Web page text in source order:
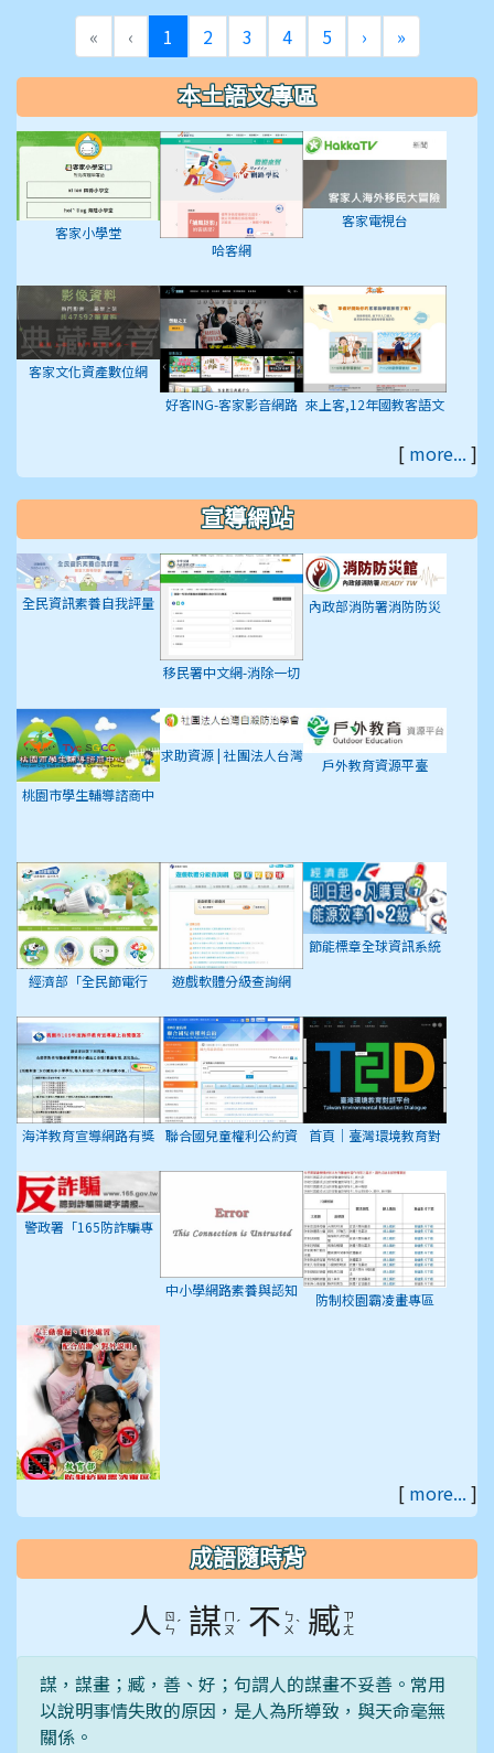
« ‹ 1 (目前頁次)
2 3 4 5 ›下一頁
»最後頁
本土語文專區
客家小學堂
哈客網
客家電視台
客家文化資產數位網
好客ING-客家影音網路 來上客,12年國教客語文
[ more... ]
宣導網站
全民資訊素養自我評量
移民署中文網-消除一切
(ICERD)專區
內政部消防署消防防災
桃園市學生輔導諮商中
求助資源 | 社團法人台灣
戶外教育資源平臺
經濟部「全民節電行
遊戲軟體分級查詢網
節能標章全球資訊系統
海洋教育宣導網路有獎 聯合國兒童權利公約資
首頁｜臺灣環境教育對
警政署「165防詐騙專
中小學網路素養與認知 防制校園霸凌畫專區
[ more... ]
成語隨時背
人
ㄖ
ㄣ ˊ 謀 ㄇ
ㄡ ˊ 不 ㄅ
ㄨ ˋ 臧 ㄗ
ㄤ
謀，謀畫；臧，善、好；句謂人的謀畫不妥善。常用
以說明事情失敗的原因，是人為所導致，與天命毫無
關係。